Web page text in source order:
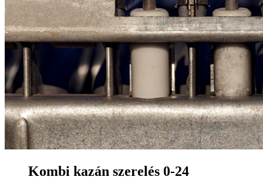
Kombi kazán szerelés 0-24